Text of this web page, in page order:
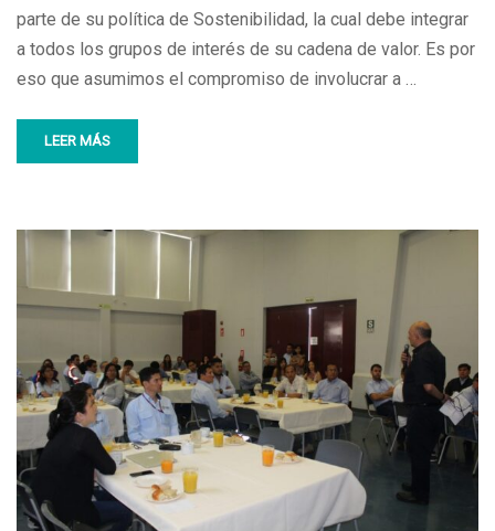
parte de su política de Sostenibilidad, la cual debe integrar
a todos los grupos de interés de su cadena de valor. Es por
eso que asumimos el compromiso de involucrar a …
LEER MÁS